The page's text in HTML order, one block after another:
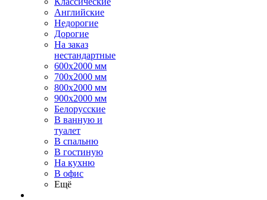
Английские
Недорогие
Дорогие
На заказ
нестандартные
600х2000 мм
700х2000 мм
800х2000 мм
900х2000 мм
Белорусские
В ванную и
туалет
В спальню
В гостиную
На кухню
В офис
Ещё